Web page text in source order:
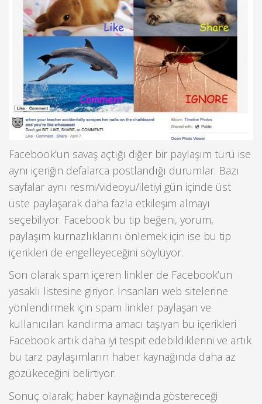
Facebook’un savaş açtığı diğer bir paylaşım türü ise
aynı içeriğin defalarca postlandığı durumlar. Bazı
sayfalar aynı resmi/videoyu/iletiyi gün içinde üst
üste paylaşarak daha fazla etkileşim almayı
seçebiliyor. Facebook bu tip beğeni, yorum,
paylaşım kurnazlıklarını önlemek için ise bu tip
içerikleri de engelleyeceğini söylüyor.
Son olarak spam içeren linkler de Facebook’un
yasaklı listesine giriyor. İnsanları web sitelerine
yönlendirmek için spam linkler paylaşan ve
kullanıcıları kandırma amacı taşıyan bu içerikleri
Facebook artık daha iyi tespit edebildiklerini ve artık
bu tarz paylaşımların haber kaynağında daha az
gözükeceğini belirtiyor.
Sonuç olarak; haber kaynağında göstereceği